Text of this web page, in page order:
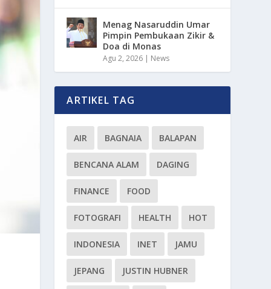
Menag Nasaruddin Umar
Pimpin Pembukaan Zikir &
Doa di Monas
Agu 2, 2026 | News
ARTIKEL TAG
AIR BAGNAIA BALAPAN
BENCANA ALAM DAGING
FINANCE FOOD
FOTOGRAFI HEALTH HOT
INDONESIA INET JAMU
JEPANG JUSTIN HUBNER